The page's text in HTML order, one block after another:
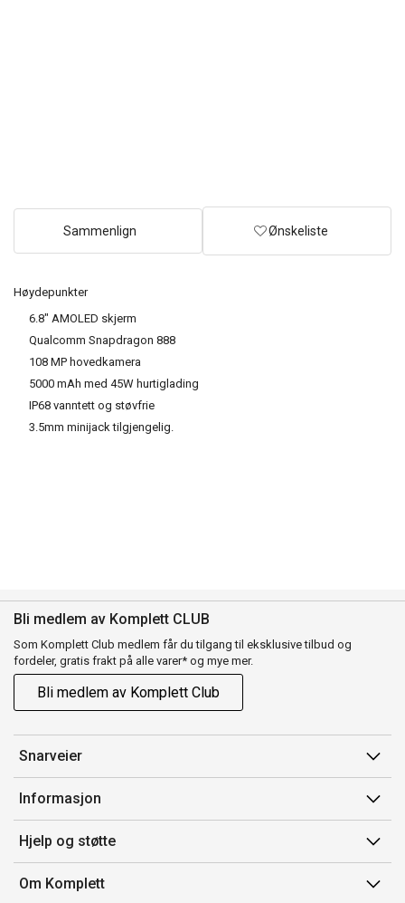
Høydepunkter
6.8" AMOLED skjerm
Qualcomm Snapdragon 888
108 MP hovedkamera
5000 mAh med 45W hurtiglading
IP68 vanntett og støvfrie
3.5mm minijack tilgjengelig.
Sammenlign Ønskeliste
Bli medlem av Komplett CLUB
Som Komplett Club medlem får du tilgang til eksklusive tilbud og
fordeler, gratis frakt på alle varer* og mye mer.
Bli medlem av Komplett Club
Snarveier
Min side
Ordreoversikt
Flex
Komplett Club
Informasjon
Salgsbetingelser
Medlemsvilkår for Komplett Club
Merker/produsent
Hjelp og støtte
Kontakt oss
Om Komplett